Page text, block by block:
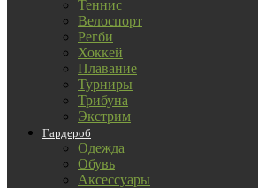
Теннис
Велоспорт
Регби
Хоккей
Плавание
Турниры
Трибуна
Экстрим
Гардероб
Одежда
Обувь
Аксессуары